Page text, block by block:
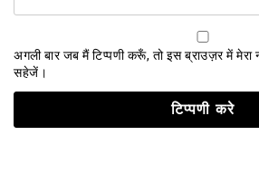
अगली बार जब मैं टिप्पणी करूँ, तो इस ब्राउज़र में
सहेजें।